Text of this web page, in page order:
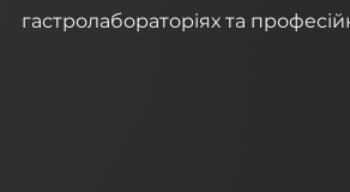
гастролабораторіях та